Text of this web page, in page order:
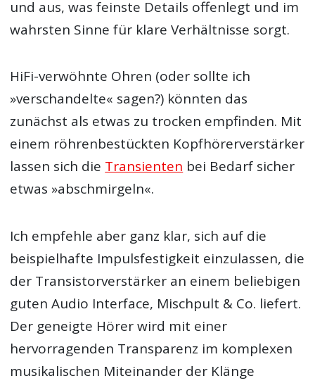
und aus, was feinste Details offenlegt und im
wahrsten Sinne für klare Verhältnisse sorgt.
HiFi-verwöhnte Ohren (oder sollte ich
»verschandelte« sagen?) könnten das
zunächst als etwas zu trocken empfinden. Mit
einem röhrenbestückten Kopfhörerverstärker
lassen sich die Transienten bei Bedarf sicher
etwas »abschmirgeln«.
Ich empfehle aber ganz klar, sich auf die
beispielhafte Impulsfestigkeit einzulassen, die
der Transistorverstärker an einem beliebigen
guten Audio Interface, Mischpult & Co. liefert.
Der geneigte Hörer wird mit einer
hervorragenden Transparenz im komplexen
musikalischen Miteinander der Klänge